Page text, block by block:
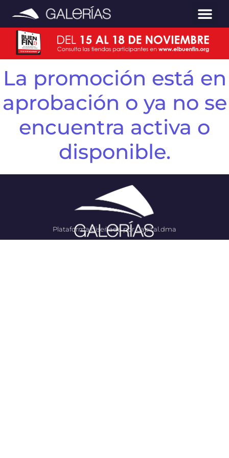
La promoción está en
aprobación o ya no se
encuentra activa o
disponible.
Plataforma diseñada por Capital.dma